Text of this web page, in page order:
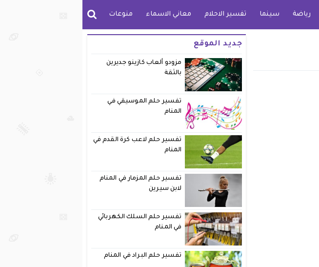
رياضة سينما تفسير الاحلام معاني الاسماء منوعات
جديد الموقع
مزودو ألعاب كازينو جديرين
بالثقة
تفسير حلم الموسيقي في
المنام
تفسير حلم لاعب كرة القدم في
المنام
تفسير حلم المزمار في المنام
لابن سيرين
تفسير حلم السلك الكهربائي
في المنام
تفسير حلم البراد في المنام